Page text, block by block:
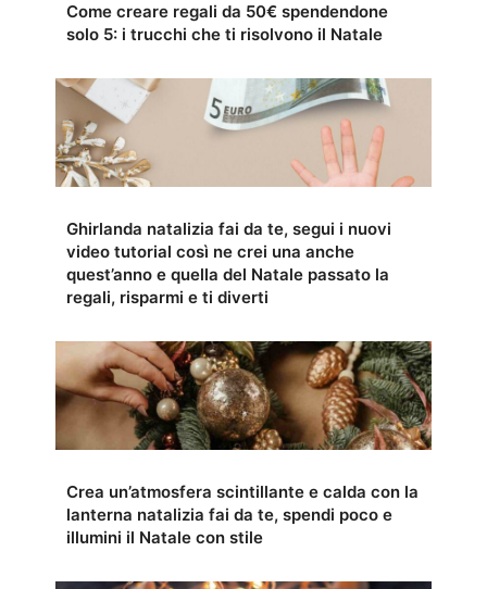
Come creare regali da 50€ spendendone
solo 5: i trucchi che ti risolvono il Natale
Ghirlanda natalizia fai da te, segui i nuovi
video tutorial così ne crei una anche
quest’anno e quella del Natale passato la
regali, risparmi e ti diverti
Crea un’atmosfera scintillante e calda con la
lanterna natalizia fai da te, spendi poco e
illumini il Natale con stile